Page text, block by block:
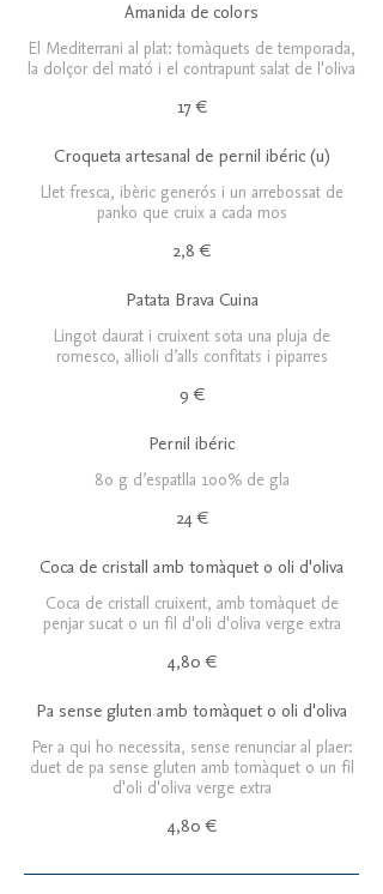
Amanida de colors
El Mediterrani al plat: tomàquets de temporada,
la dolçor del mató i el contrapunt salat de l'oliva
17 €
Croqueta artesanal de pernil ibéric (u)
Llet fresca, ibèric generós i un arrebossat de
panko que cruix a cada mos
2,8 €
Patata Brava Cuina
Lingot daurat i cruixent sota una pluja de
romesco, allioli d’alls confitats i piparres
9 €
Pernil ibéric
80 g d’espatlla 100% de gla
24 €
Coca de cristall amb tomàquet o oli d'oliva
Coca de cristall cruixent, amb tomàquet de
penjar sucat o un fil d'oli d'oliva verge extra
4,80 €
Pa sense gluten amb tomàquet o oli d'oliva
Per a qui ho necessita, sense renunciar al plaer:
duet de pa sense gluten amb tomàquet o un fil
d'oli d'oliva verge extra
4,80 €